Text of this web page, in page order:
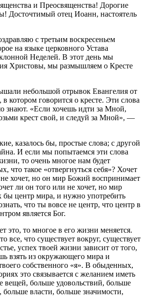
и Преосвященства! Дорогие
Досточтимый отец Иоанн, настоятель
с третьим воскресеньем
на языке церковного Устава
Неделей. В этот день мы
Христовы, мы размышляем о Кресте
небольшой отрывок Евангелия от
котором говорится о кресте. Эти слова
знают. «Если хочешь идти за Мной,
крест свой, и следуй за Мной», —
казалось бы, простые слова; с другой
И если мы попытаемся эти слова
то очень многое нам будет
что такое «отвергнуться себя»? Хочет
хочет, но он мир Божий воспринимает
ли он того или не хочет, но мир
бы центр мира, и нужно употребить
что ты вовсе не центр, что центр в
является Бог.
это, то многое в его жизни меняется.
все, что существует вокруг, существует
успех твоей жизни зависит от того,
взять из окружающего мира и
собственного «я». В обыденных,
это связывается с желанием иметь
вещей, больше удовольствий, больше
больше власти, больше значимости,